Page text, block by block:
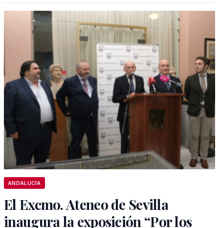
ANDALUCÍA
El Excmo. Ateneo de Sevilla
inaugura la exposición “Por los